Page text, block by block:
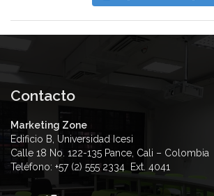
Contacto
Marketing Zone
Edificio B, Universidad Icesi
Calle 18 No. 122-135 Pance, Cali – Colombia
Teléfono: +57 (2) 555 2334 Ext. 4041